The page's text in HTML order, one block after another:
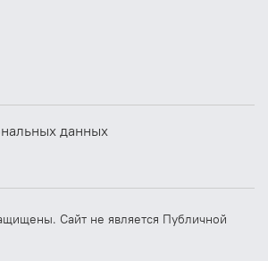
данных
Сайт не является Публичной